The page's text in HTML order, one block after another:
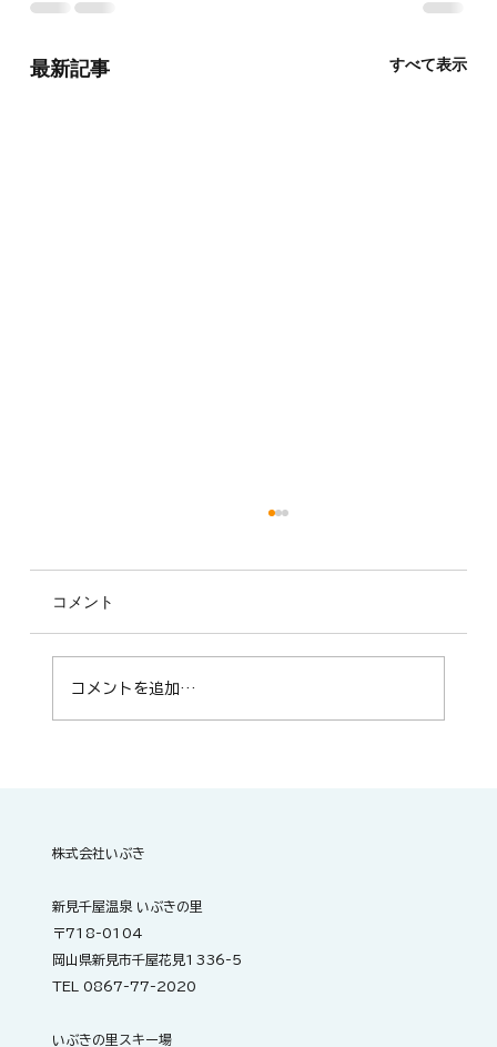
最新記事 すべて表示
コメント
コメントを追加…
株式会社いぶき
新見千屋温泉 いぶきの里
〒718-0104
岡山県新見市千屋花見1336-5
TEL 0867-77-2020
いぶきの里スキー場